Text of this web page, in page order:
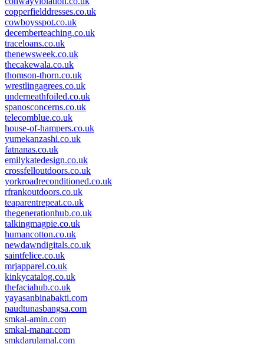
copperfielddresses.co.uk
cowboysspot.co.uk
decemberteaching.co.uk
traceloans.co.uk
thenewsweek.co.uk
thecakewala.co.uk
thomson-thorn.co.uk
wrestlingagrees.co.uk
underneathfoiled.co.uk
spanosconcerns.co.uk
telecomblue.co.uk
house-of-hampers.co.uk
yumekanzashi.co.uk
fatnanas.co.uk
emilykatedesign.co.uk
crossfelloutdoors.co.uk
yorkroadreconditioned.co.uk
rfrankoutdoors.co.uk
teaparentrepeat.co.uk
thegenerationhub.co.uk
talkingmagpie.co.uk
humancotton.co.uk
newdawndigitals.co.uk
saintfelice.co.uk
mrjapparel.co.uk
kinkycatalog.co.uk
thefaciahub.co.uk
yayasanbinabakti.com
paudtunasbangsa.com
smkal-amin.com
smkal-manar.com
smkdarulamal.com